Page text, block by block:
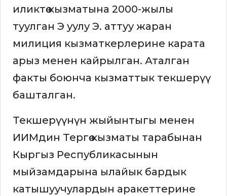
иликтөө кызматына 2000-жылы
туулган Э уулу Э. аттуу жаран
милиция кызматкерлерине карата
арыз менен кайрылган. Аталган
факты боюнча кызматтык текшерүү
башталган.
Текшерүүнүн жыйынтыгы менен
ИИМдин Тергөө кызматы тарабынан
Кыргыз Республикасынын
мыйзамдарына ылайык бардык
катышуучулардын аракеттерине